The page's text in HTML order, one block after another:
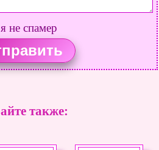
я не спамер
также: